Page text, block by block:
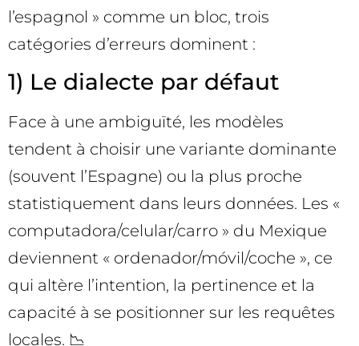
l’espagnol » comme un bloc, trois
catégories d’erreurs dominent :
1) Le dialecte par défaut
Face à une ambiguïté, les modèles
tendent à choisir une variante dominante
(souvent l’Espagne) ou la plus proche
statistiquement dans leurs données. Les «
computadora/celular/carro » du Mexique
deviennent « ordenador/móvil/coche », ce
qui altère l’intention, la pertinence et la
capacité à se positionner sur les requêtes
locales. 📉